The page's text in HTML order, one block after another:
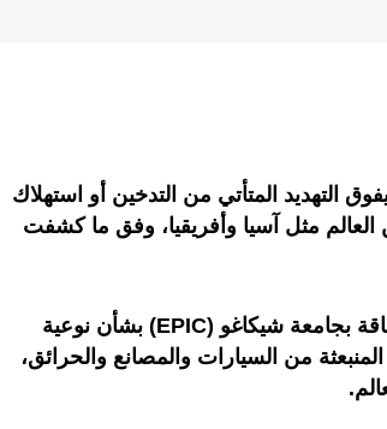
التهديد المتأتي من التدخين أو استهلاك
مثل آسيا وأفريقيا، وفق ما كشفت
وبحسب التقرير الصادر عن معهد سياسات الطاقة بجامعة شيكاغو (EPIC) بشأن نوعية
من السيارات والمصانع والحرائق،